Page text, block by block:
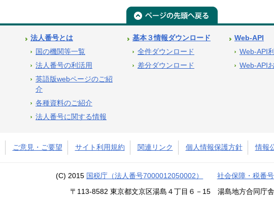
法人番号とは
国の機関等一覧
法人番号の利活用
英語版webページのご紹
介
各種資料のご紹介
法人番号に関する情報
基本３情報ダウンロード
全件ダウンロード
差分ダウンロード
Web-API
Web-API
Web-API
ご意見・ご要望 サイト利用規約 関連リンク 個人情報保護方針 情報
(C) 2015 国税庁（法人番号7000012050002） 社会保障・税番
〒113-8582 東京都文京区湯島４丁目６－15 湯島地方合同庁舎